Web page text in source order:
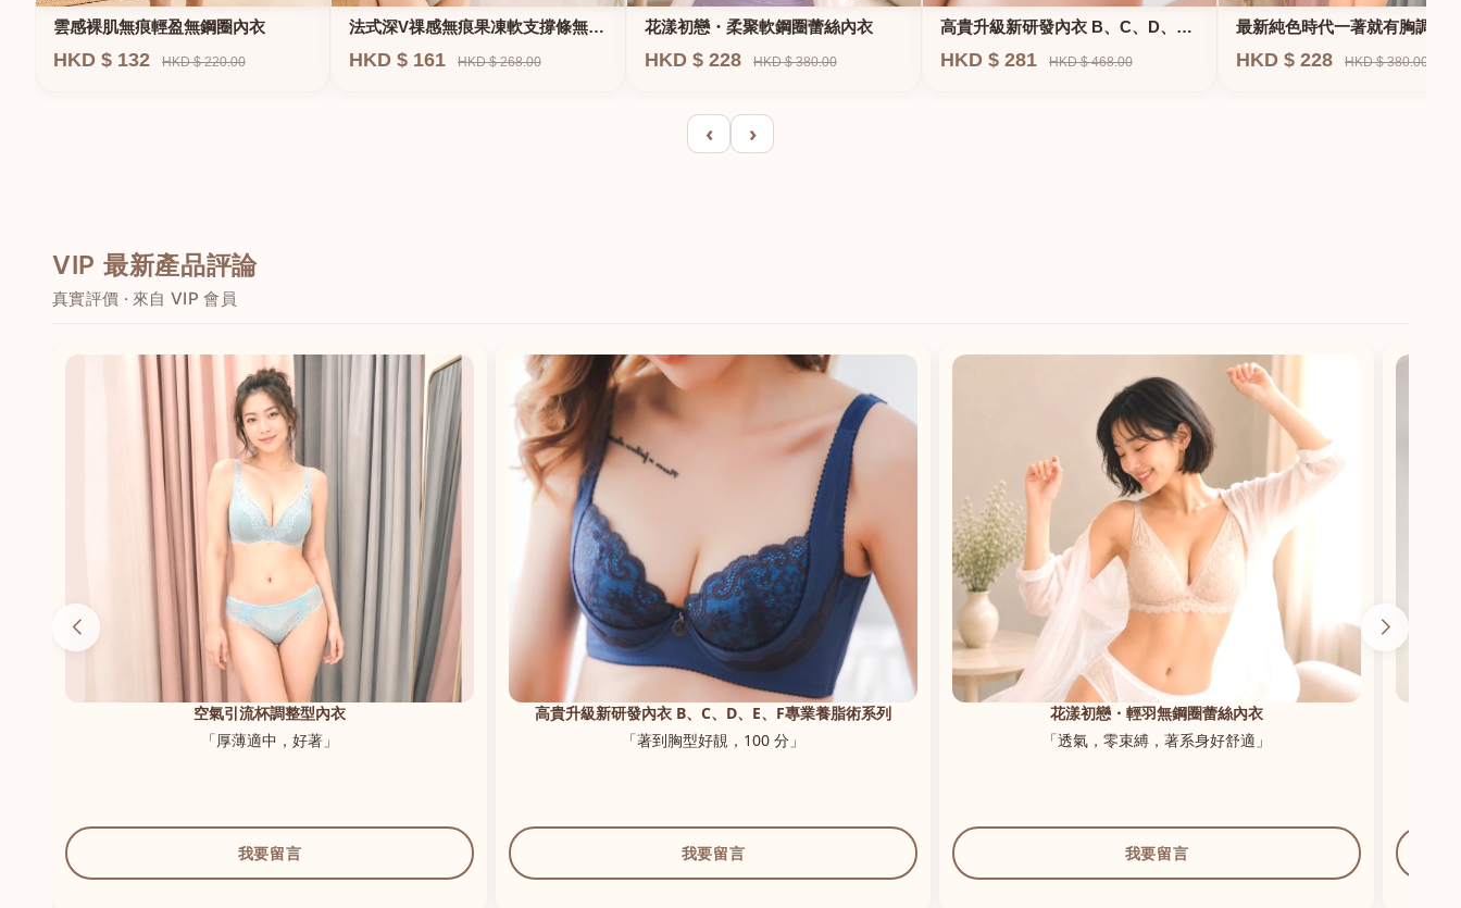
雲感裸肌無痕輕盈無鋼圈內衣
HKD $ 132 HKD $ 220.00
法式深V祼感無痕果凍軟支撐條無鋼
圈內衣
HKD $ 161 HKD $ 268.00
花漾初戀・柔聚軟鋼圈蕾絲內衣
HKD $ 228 HKD $ 380.00
高貴升級新研發內衣 B、C、D、
E、F專業養脂術系列
HKD $ 281 HKD $ 468.00
最新純色時代一著就有胸調整
衣-專治小胸 蝴蝶肌位矯正型內
HKD $ 228 HKD $ 380.00
‹ ›
VIP 最新產品評論
真實評價 · 來自 VIP 會員
空氣引流杯調整型內衣
「厚薄適中，好著」
我要留言
高貴升級新研發內衣 B、C、D、E、F專業養脂術系列
「著到胸型好靚，100 分」
我要留言
花漾初戀・輕羽無鋼圈蕾絲內衣
「透氣，零束縛，著系身好舒適」
我要留言